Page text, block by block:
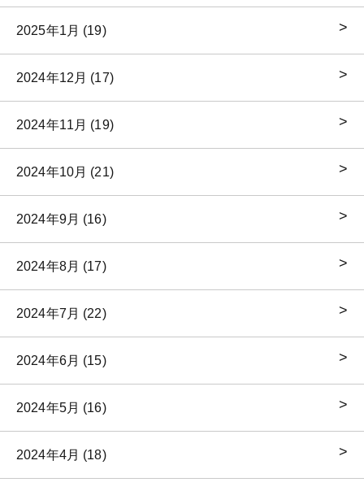
2025年1月 (19)
2024年12月 (17)
2024年11月 (19)
2024年10月 (21)
2024年9月 (16)
2024年8月 (17)
2024年7月 (22)
2024年6月 (15)
2024年5月 (16)
2024年4月 (18)